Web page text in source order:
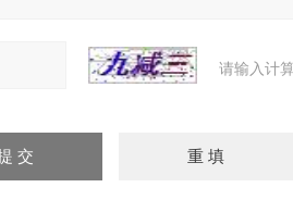
请输入计